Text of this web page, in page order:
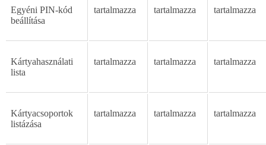
Egyéni PIN-kód
beállítása
tartalmazza tartalmazza tartalmazza
Kártyahasználati
lista
tartalmazza tartalmazza tartalmazza
Kártyacsoportok
listázása
tartalmazza tartalmazza tartalmazza